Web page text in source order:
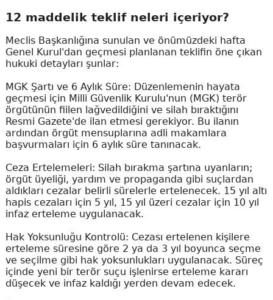
12 maddelik teklif neleri içeriyor?
Meclis Başkanlığına sunulan ve önümüzdeki hafta
Genel Kurul'dan geçmesi planlanan teklifin öne çıkan
hukuki detayları şunlar:
MGK Şartı ve 6 Aylık Süre: Düzenlemenin hayata
geçmesi için Milli Güvenlik Kurulu'nun (MGK) terör
örgütünün fiilen lağvedildiğini ve silah bıraktığını
Resmi Gazete'de ilan etmesi gerekiyor. Bu ilanın
ardından örgüt mensuplarına adli makamlara
başvurmaları için 6 aylık süre tanınacak.
Ceza Ertelemeleri: Silah bırakma şartına uyanların;
örgüt üyeliği, yardım ve propaganda gibi suçlardan
aldıkları cezalar belirli sürelerle ertelenecek. 15 yıl altı
hapis cezaları için 5 yıl, 15 yıl üzeri cezalar için 10 yıl
infaz erteleme uygulanacak.
Hak Yoksunluğu Kontrolü: Cezası ertelenen kişilere
erteleme süresine göre 2 ya da 3 yıl boyunca seçme
ve seçilme gibi hak yoksunlukları uygulanacak. Süreç
içinde yeni bir terör suçu işlenirse erteleme kararı
düşecek ve infaz kaldığı yerden devam edecek.